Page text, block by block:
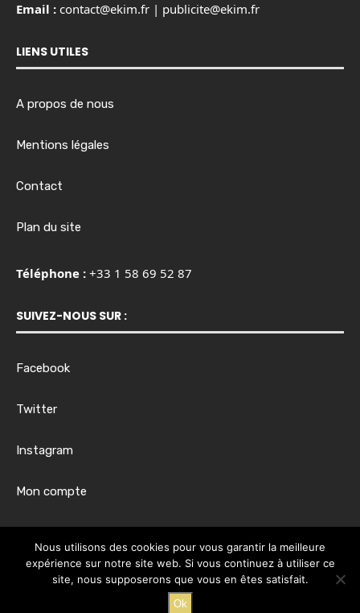
Email : contact@ekim.fr | publicite@ekim.fr
LIENS UTILES
A propos de nous
Mentions légales
Contact
Plan du site
Téléphone : +33 1 58 69 52 87
SUIVEZ-NOUS SUR :
Facebook
Twitter
Instagram
Mon compte
Du lundi au vendredi, de 8h00 à 17h30
@2024 - Tous droits réservés.
Nous utilisons des cookies pour vous garantir la meilleure
expérience sur notre site web. Si vous continuez à utiliser ce
site, nous supposerons que vous en êtes satisfait.
Ok